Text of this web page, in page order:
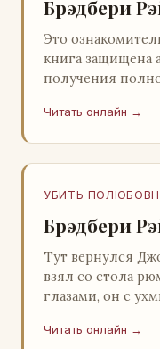
Брэдбери
Это
книга защищена
получения
легального ко…
Читать онлайн →
УБИТЬ
Брэдбери
Тут вернулся
взял со стола
глазами, он с
видом с…
Читать онлайн →